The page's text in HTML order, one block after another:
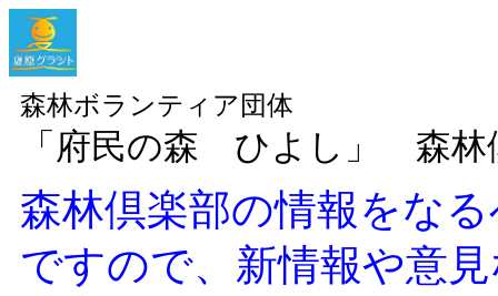
森林ボランティア団体
「府民の森 ひよし」 森
森林倶楽部の情報をな
ですので、新情報や意